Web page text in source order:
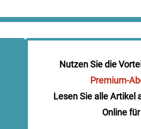
Nutzen Sie die
Premium-
Lesen Sie alle Artikel
Online für